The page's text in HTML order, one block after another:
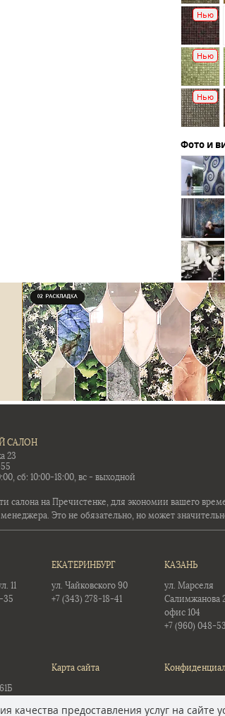
Нью
Нью
Нью
Фото и
САЛОН
23
сб: 10:00-18:00, вс - выходной
салона на Пречистенке, для экономии вашего
менеджера. Это не обязательно, но может
11
35
ЕКАТЕРИНБУРГ
ул. Чайковского 90
+7 (343) 278-18-41
КАЗАНЬ
ул. Марселя
Салимжанова
офис 104
+7 (960) 048-
Карта сайта
качества предоставления услуг на сайте